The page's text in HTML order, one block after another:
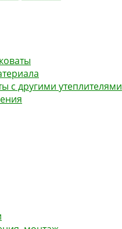
с другими утеплителями